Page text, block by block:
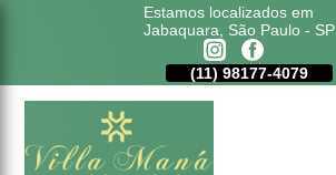
Estamos localizados em
Jabaquara, São Paulo - SP
(11) 98177-4079